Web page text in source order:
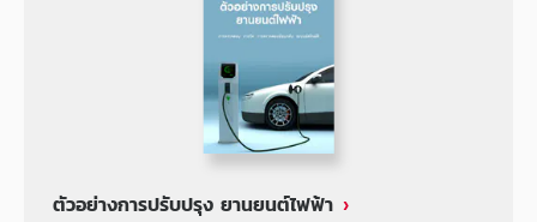
ตัวอย่างการปรับปรุง ยานยนต์ไฟฟ้า